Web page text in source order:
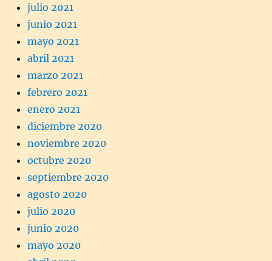
julio 2021
junio 2021
mayo 2021
abril 2021
marzo 2021
febrero 2021
enero 2021
diciembre 2020
noviembre 2020
octubre 2020
septiembre 2020
agosto 2020
julio 2020
junio 2020
mayo 2020